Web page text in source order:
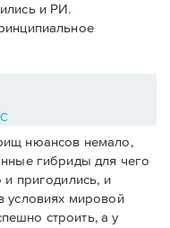
и РИ.
нюансов немало,
гибриды для чего
и пригодились, и
условиях мировой
строить, а у